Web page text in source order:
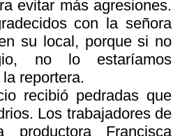
evitar más agresiones.
con la señora
su local, porque si no
no lo estaríamos
reportera.
recibió pedradas que
Los trabajadores de
Francisca